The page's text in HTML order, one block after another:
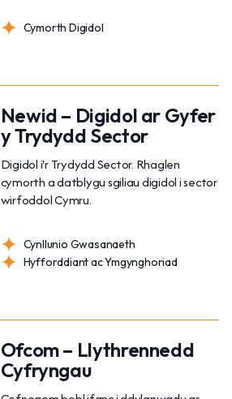
Cymorth Digidol
Newid – Digidol ar Gyfer
y Trydydd Sector
Digidol i'r Trydydd Sector. Rhaglen
cymorth a datblygu sgiliau digidol i sector
wirfoddol Cymru.
Cynllunio Gwasanaeth
Hyfforddiant ac Ymgynghoriad
Ofcom – Llythrennedd
Cyfryngau